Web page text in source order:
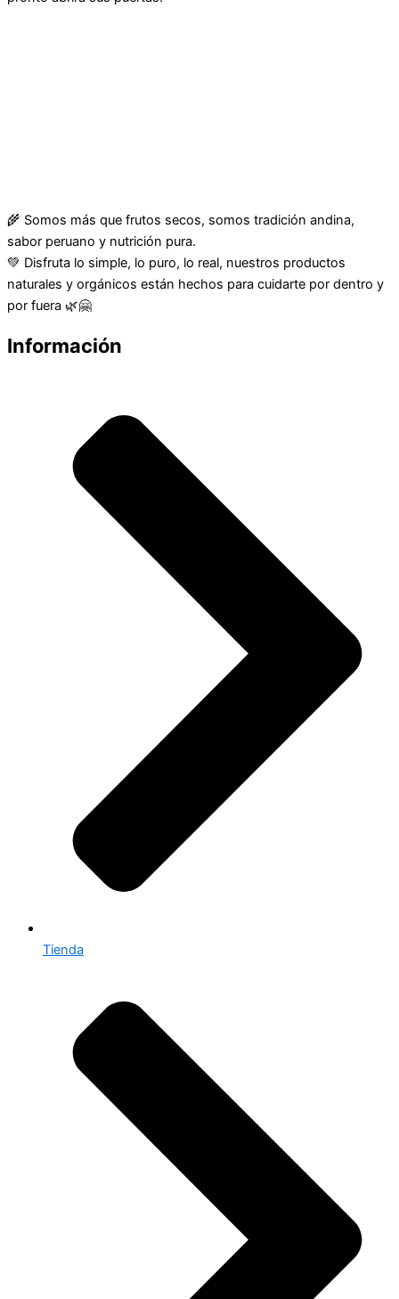
🌾 Somos más que frutos secos, somos tradición andina,
sabor peruano y nutrición pura.
💚 Disfruta lo simple, lo puro, lo real, nuestros productos
naturales y orgánicos están hechos para cuidarte por dentro y
por fuera 🌿🤗
Información
Tienda